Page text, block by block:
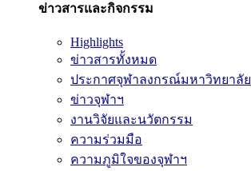
ข่าวสารและกิจกรรม
Highlights
ข่าวสารทั้งหมด
ประกาศจุฬาลงกรณ์มหาวิทยาลัย
ข่าวจุฬาฯ
งานวิจัยและนวัตกรรม
ความร่วมมือ
ความภูมิใจของจุฬาฯ